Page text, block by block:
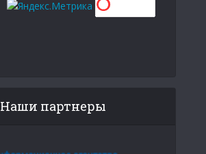
Наши партнеры